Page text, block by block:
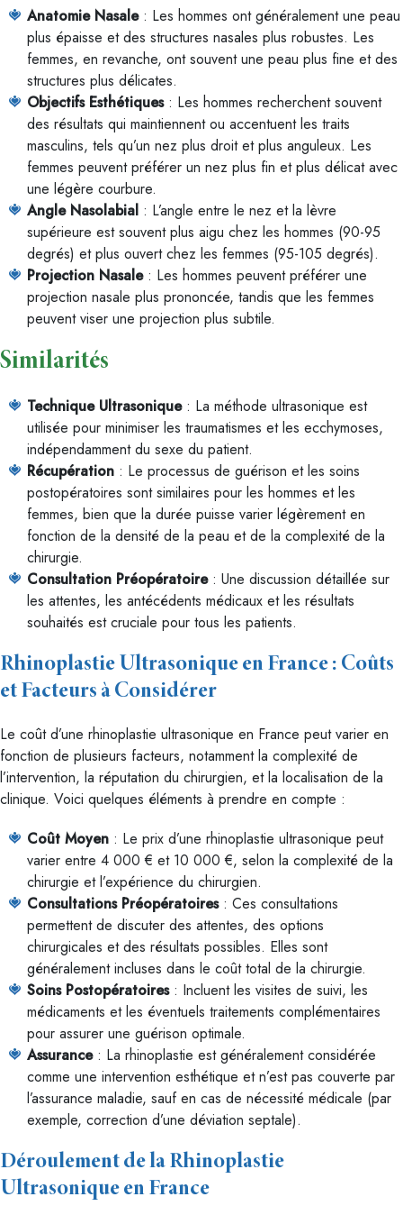
Anatomie Nasale: Les hommes ont généralement une peau
plus épaisse et des structures nasales plus robustes. Les
femmes, en revanche, ont souvent une peau plus fine et des
structures plus délicates.
Objectifs Esthétiques: Les hommes recherchent souvent
des résultats qui maintiennent ou accentuent les traits
masculins, tels qu’un nez plus droit et plus anguleux. Les
femmes peuvent préférer un nez plus fin et plus délicat avec
une légère courbure.
Angle Nasolabial : L’angle entre le nez et la lèvre
supérieure est souvent plus aigu chez les hommes (90-95
degrés) et plus ouvert chez les femmes (95-105 degrés).
Projection Nasale: Les hommes peuvent préférer une
projection nasale plus prononcée, tandis que les femmes
peuvent viser une projection plus subtile.
Similarités
Technique Ultrasonique: La méthode ultrasonique est
utilisée pour minimiser les traumatismes et les ecchymoses,
indépendamment du sexe du patient.
Récupération : Le processus de guérison et les soins
postopératoires sont similaires pour les hommes et les
femmes, bien que la durée puisse varier légèrement en
fonction de la densité de la peau et de la complexité de la
chirurgie.
Consultation Préopératoire: Une discussion détaillée sur
les attentes, les antécédents médicaux et les résultats
souhaités est cruciale pour tous les patients.
Rhinoplastie Ultrasonique en France : Coûts
et Facteurs à Considérer
Le coût d’une rhinoplastie ultrasonique en France peut varier en
fonction de plusieurs facteurs, notamment la complexité de
l’intervention, la réputation du chirurgien, et la localisation de la
clinique. Voici quelques éléments à prendre en compte :
Coût Moyen : Le prix d’une rhinoplastie ultrasonique peut
varier entre 4 000 € et 10 000 €, selon la complexité de la
chirurgie et l’expérience du chirurgien.
Consultations Préopératoires: Ces consultations
permettent de discuter des attentes, des options
chirurgicales et des résultats possibles. Elles sont
généralement incluses dans le coût total de la chirurgie.
Soins Postopératoires: Incluent les visites de suivi, les
médicaments et les éventuels traitements complémentaires
pour assurer une guérison optimale.
Assurance: La rhinoplastie est généralement considérée
comme une intervention esthétique et n’est pas couverte par
l’assurance maladie, sauf en cas de nécessité médicale (par
exemple, correction d’une déviation septale).
Déroulement de la Rhinoplastie
Ultrasonique en France